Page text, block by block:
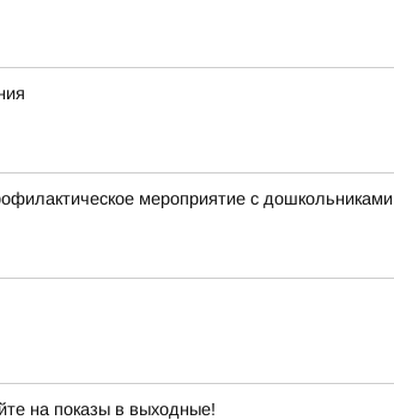
мероприятие с дошкольниками
на показы в выходные!